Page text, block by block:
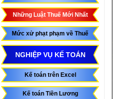
Những Luật Thuế Mới Nhất
Mức xử phạt phạm về Thuế
NGHIỆP VỤ KẾ TOÁN
Kế toán trên Excel
Kế toán Tiền Lương